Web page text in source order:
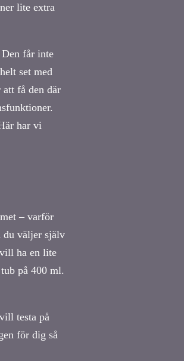
lite extra
får inte
set med
få den där
har vi
– varför
du väljer själv
ha en lite
på 400 ml.
testa på
för dig så